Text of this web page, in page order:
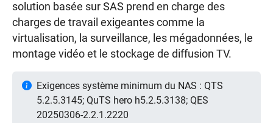
solution basée sur SAS prend en charge des
charges de travail exigeantes comme la
virtualisation, la surveillance, les mégadonnées, le
montage vidéo et le stockage de diffusion TV.
Exigences système minimum du NAS : QTS
5.2.5.3145; QuTS hero h5.2.5.3138; QES
20250306-2.2.1.2220